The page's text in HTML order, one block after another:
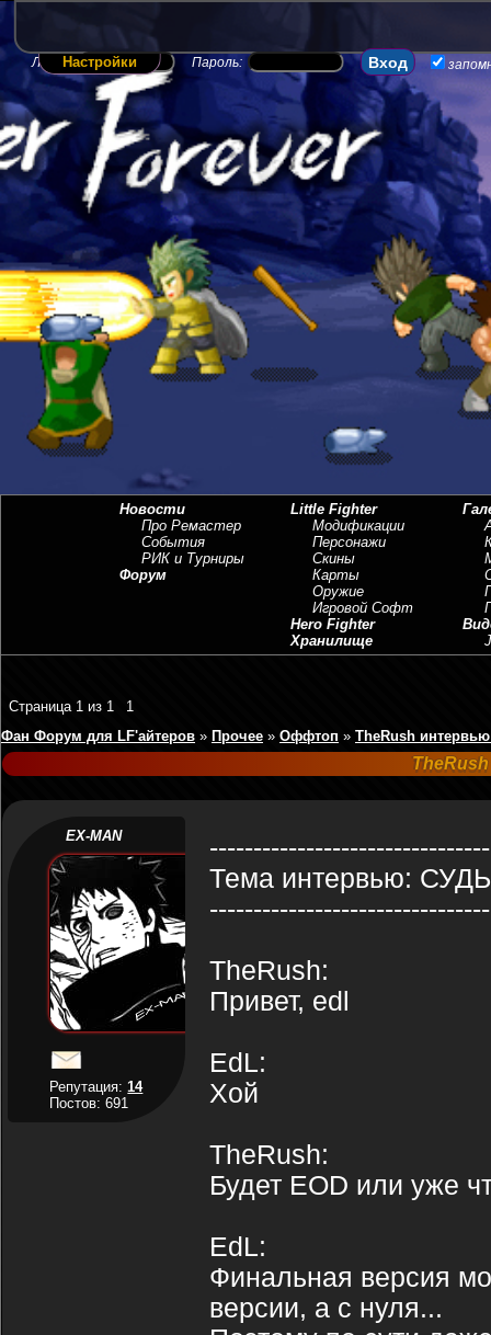
Логин: Пароль:
Настройки
Новости
Про Ремастер
События
РИК и Турниры
Форум
Little Fighter
Модификации
Персонажи
Скины
Карты
Оружие
Игровой Софт
Hero Fighter
Хранилище
Страница 1 из 1
1
Фан Форум для LF'айтеров » Прочее » Оффтоп » TheRush
EX-MAN
Репутация:14
Постов: 691
Тема интервью:
TheRush:
Привет, edl
EdL:
Хой
TheRush:
Будет EOD или уже
EdL:
Финальная версия
версии, а с нуля...